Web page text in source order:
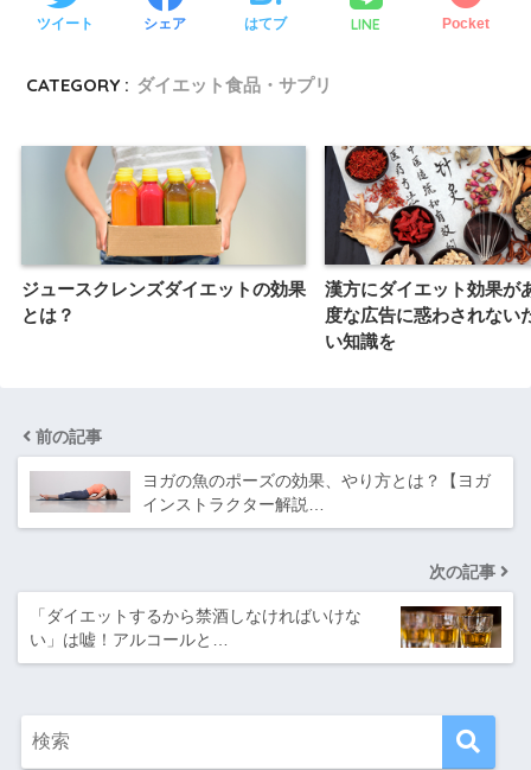
ツイート シェア はてブ LINE Pocket
CATEGORY : ダイエット食品・サプリ
ジュースクレンズダイエットの効果
とは？
漢方にダイエット効果が
度な広告に惑わされない
い知識を
前の記事
ヨガの魚のポーズの効果、やり方とは？【ヨガ
インストラクター解説…
次の記事
「ダイエットするから禁酒しなければいけな
い」は嘘！アルコールと…